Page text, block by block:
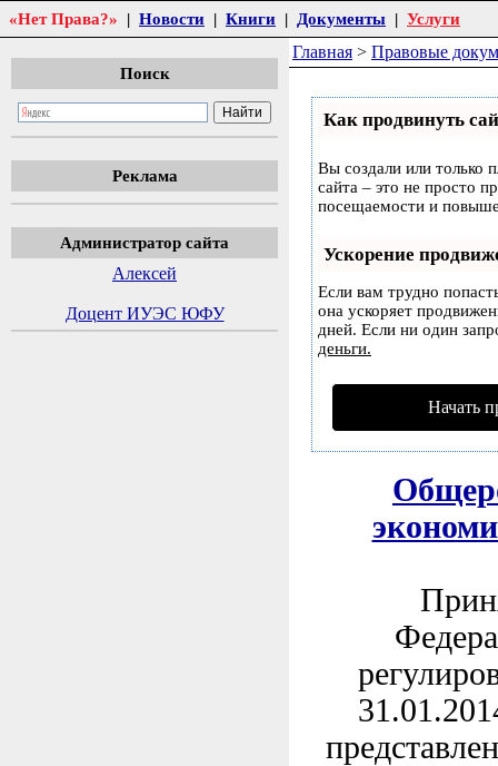
«Нет Права?» | Новости | Книги | Документы | Услуги
Поиск
Реклама
Администратор сайта
Алексей
Доцент ИУЭС ЮФУ
Главная > Правовые
Как продвинуть
Вы создали или только
сайта – это не просто
посещаемости и
Ускорение
Если вам трудно
она ускоряет
дней. Если ни один
деньги.
Начать